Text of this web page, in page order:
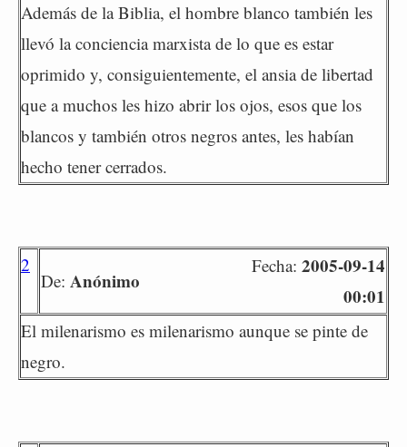
Además de la Biblia, el hombre blanco también les
llevó la conciencia marxista de lo que es estar
oprimido y, consiguientemente, el ansia de libertad
que a muchos les hizo abrir los ojos, esos que los
blancos y también otros negros antes, les habían
hecho tener cerrados.
2
De: Anónimo
Fecha: 2005-09-14
00:01
El milenarismo es milenarismo aunque se pinte de
negro.